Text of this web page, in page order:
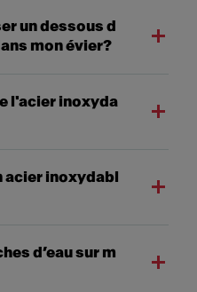
un dessous d
mon évier?
l'acier inoxyda
acier inoxydabl
d’eau sur m